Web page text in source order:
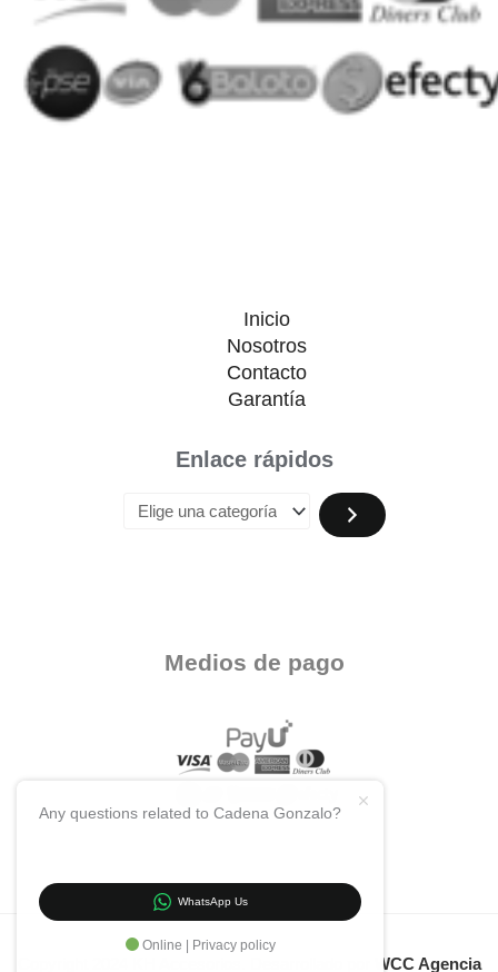
Inicio
Nosotros
Contacto
Garantía
Enlace rápidos
Medios de pago
WCC Agencia
Any questions related to Cadena Gonzalo?
WhatsApp Us
Online | Privacy policy